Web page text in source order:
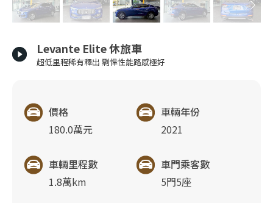
Levante Elite 休旅車
超低里程稀有釋出 剽悍性能路感極好
價格
180.0萬元
車輛年份
2021
車輛里程數
1.8萬km
車門乘客數
5門5座